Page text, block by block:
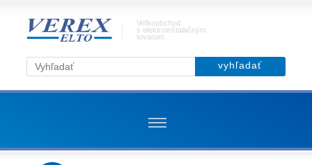
Veľkoobchod
s elektroinštalačným
tovarom.